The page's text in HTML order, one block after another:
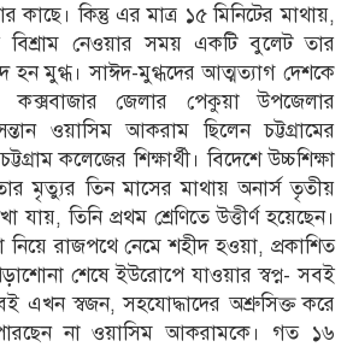
কাছে। কিন্তু এর মাত্র ১৫ মিনিটের মাথায়,
বিশ্রাম নেওয়ার সময় একটি বুলেট তার
হন মুগ্ধ। সাঈদ-মুগ্ধদের আত্মত্যাগ দেশকে
কক্সবাজার জেলার পেকুয়া উপজেলার
ওয়াসিম আকরাম ছিলেন চট্টগ্রামের
কলেজের শিক্ষার্থী। বিদেশে উচ্চশিক্ষা
মৃত্যুর তিন মাসের মাথায় অনার্স তৃতীয়
যায়, তিনি প্রথম শ্রেণিতে উত্তীর্ণ হয়েছেন।
রাজপথে নেমে শহীদ হওয়া, প্রকাশিত
শেষে ইউরোপে যাওয়ার স্বপ্ন- সবই
স্বজন, সহযোদ্ধাদের অশ্রুসিক্ত করে
না ওয়াসিম আকরামকে। গত ১৬